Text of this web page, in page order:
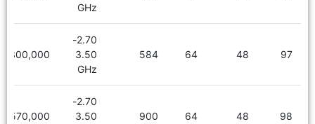
GHz
97
48
64
584
2.70-
3.50
GHz
6,300,000
98
48
64
900
2.70-
3.50
6,570,000